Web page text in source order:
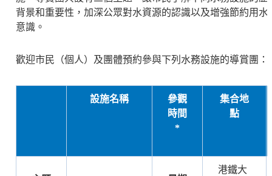
背景和重要性，加深公眾對水資源的認識以及增強節約用水
意識。
歡迎市民（個人）及團體預約參與下列水務設施的導賞團：
設施名稱
參觀
時間
*
集合地
點
港鐵大